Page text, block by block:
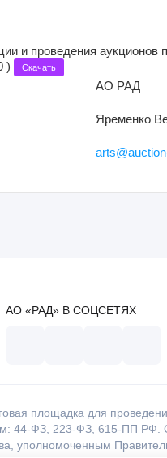
и проведения
)
Скачать
АО РАД
Яременко
АО «РАД» В СОЦСЕТЯХ
площадка для
44-ФЗ, 223-ФЗ, 615-ПП РФ.
уполномоченным